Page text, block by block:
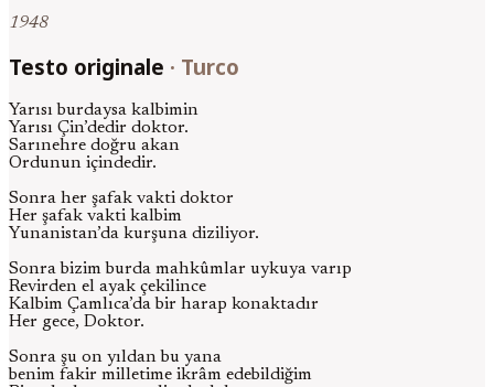
1948
Testo originale · Turco
Yarısı burdaysa kalbimin
Yarısı Çin’dedir doktor.
Sarınehre doğru akan
Ordunun içindedir.
Sonra her şafak vakti doktor
Her şafak vakti kalbim
Yunanistan’da kurşuna diziliyor.
Sonra bizim burda mahkûmlar uykuya varıp
Revirden el ayak çekilince
Kalbim Çamlıca’da bir harap konaktadır
Her gece, Doktor.
Sonra şu on yıldan bu yana
benim fakir milletime ikrâm edebildiğim